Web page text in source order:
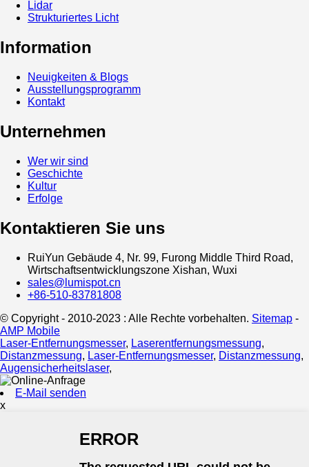
Lidar
Strukturiertes Licht
Information
Neuigkeiten & Blogs
Ausstellungsprogramm
Kontakt
Unternehmen
Wer wir sind
Geschichte
Kultur
Erfolge
Kontaktieren Sie uns
RuiYun Gebäude 4, Nr. 99, Furong Middle Third Road,
Wirtschaftsentwicklungszone Xishan, Wuxi
sales@lumispot.cn
+86-510-83781808
© Copyright - 2010-2023 : Alle Rechte vorbehalten. Sitemap -
AMP Mobile
Laser-Entfernungsmesser, Laserentfernungsmessung,
Distanzmessung, Laser-Entfernungsmesser, Distanzmessung,
Augensicherheitslaser,
E-Mail senden
x